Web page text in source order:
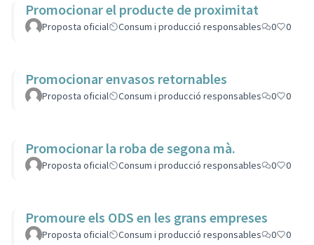
Promocionar el producte de proximitat
Proposta oficial Consum i producció responsables 0 0
Promocionar envasos retornables
Proposta oficial Consum i producció responsables 0 0
Promocionar la roba de segona mà.
Proposta oficial Consum i producció responsables 0 0
Promoure els ODS en les grans empreses
Proposta oficial Consum i producció responsables 0 0